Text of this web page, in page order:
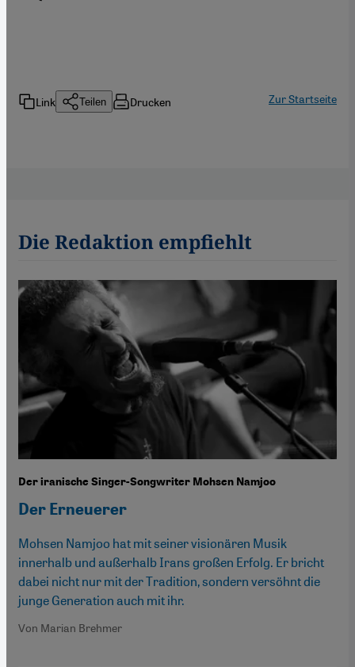
Link Teilen Drucken Zur Startseite
Die Redaktion empfiehlt
Der iranische Singer-Songwriter Mohsen Namjoo
Der Erneuerer
Mohsen Namjoo hat mit seiner visionären Musik
innerhalb und außerhalb Irans großen Erfolg. Er bricht
dabei nicht nur mit der Tradition, sondern versöhnt die
junge Generation auch mit ihr.
Von Marian Brehmer